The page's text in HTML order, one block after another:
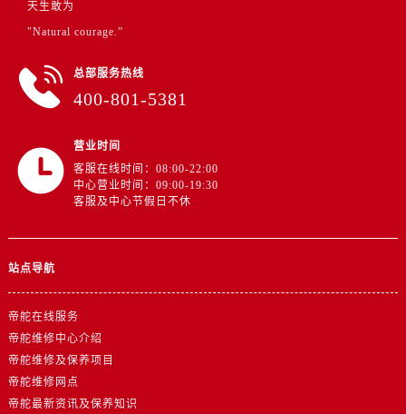
江西省南昌市红谷滩新区红谷中大道998号绿地双子塔（中央广场）A1座办公楼14层1407室帝舵售后服务中心（需提前预约）
江西省上饶市信州区滨江西路帝舵售后服务中心（需提前预约）
天生敢为
"Natural courage.”
总部服务热线
400-801-5381
营业时间
客服在线时间：08:00-22:00
中心营业时间：09:00-19:30
客服及中心节假日不休
站点导航
帝舵在线服务
帝舵维修中心介绍
帝舵维修及保养项目
帝舵维修网点
帝舵最新资讯及保养知识